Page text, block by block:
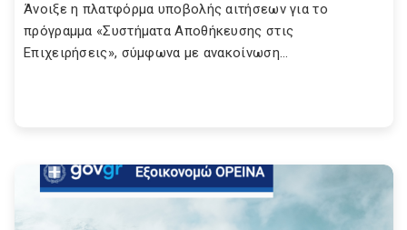
Άνοιξε η πλατφόρμα υποβολής αιτήσεων για το
πρόγραμμα «Συστήματα Αποθήκευσης στις
Επιχειρήσεις», σύμφωνα με ανακοίνωση...